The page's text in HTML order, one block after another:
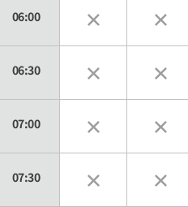
06:00
06:30
07:00
07:30